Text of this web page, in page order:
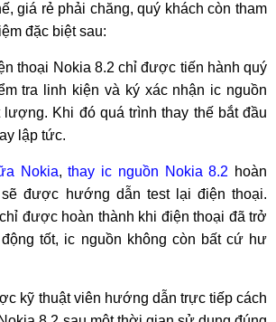
giá rẻ phải chăng, quý khách còn tham
đặc biệt sau:
thoại Nokia 8.2 chỉ được tiến hành quý
tra linh kiện và ký xác nhận ic nguồn
lượng. Khi đó quá trình thay thế bắt đầu
lập tức.
Nokia,thay ic nguồn Nokia 8.2 hoàn
được hướng dẫn test lại điện thoại.
được hoàn thành khi điện thoại đã trở
tốt, ic nguồn không còn bất cứ hư
kỹ thuật viên hướng dẫn trực tiếp cách